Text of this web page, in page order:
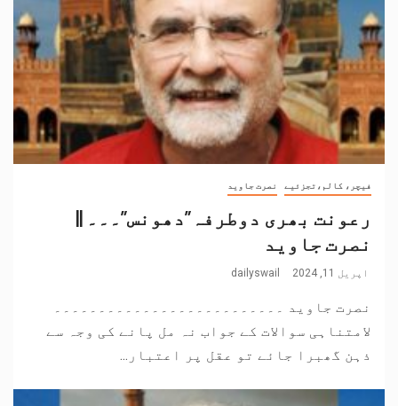
فیچر، کالم،تجزئیے نصرت جاوید
رعونت بھری دوطرفہ”دھونس”۔۔۔ ||
نصرت جاوید
اپریل 11, 2024 dailyswail
نصرت جاوید ۔۔۔۔۔۔۔۔۔۔۔۔۔۔۔۔۔۔۔۔۔۔۔۔۔۔
لامتناہی سوالات کے جواب نہ مل پانے کی وجہ سے
ذہن گھبرا جائے تو عقل پر اعتبار...